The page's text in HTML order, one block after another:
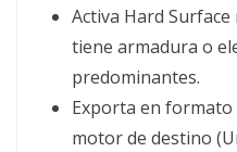
Activa Hard
tiene armadura o
predominantes.
Exporta en formato
motor de destino